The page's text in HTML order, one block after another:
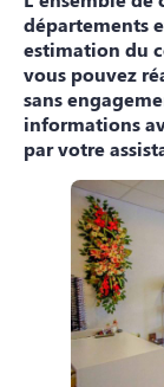
départements
estimation du
vous pouvez
sans
informations
par votre